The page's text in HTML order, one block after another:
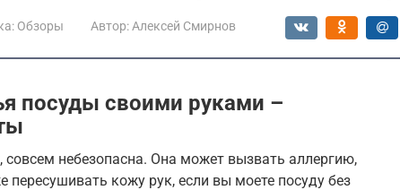
Обзоры Автор: Алексей Смирнов
посуды своими руками –
небезопасна. Она может вызвать аллергию,
пересушивать кожу рук, если вы моете посуду без